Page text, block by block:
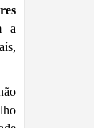
a